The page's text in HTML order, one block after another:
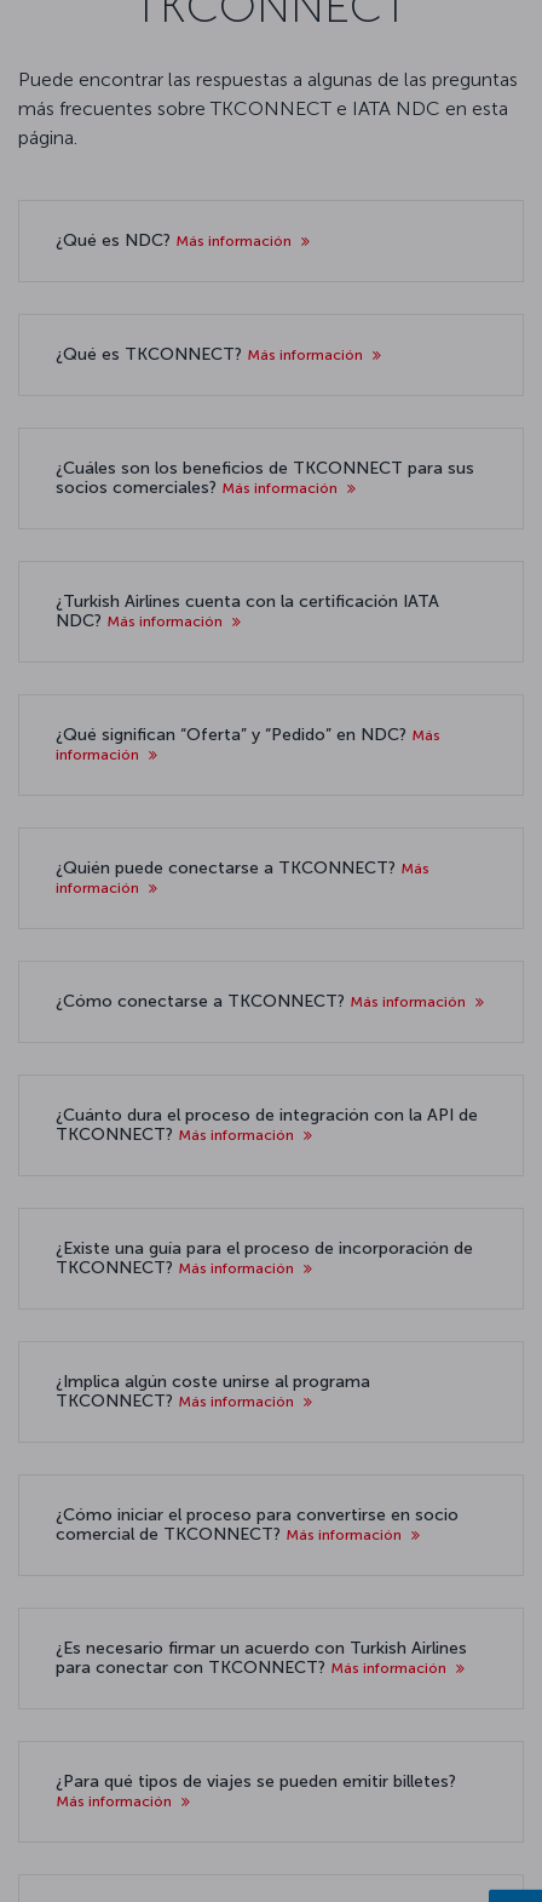
Puede encontrar las respuestas a algunas de las preguntas
más frecuentes sobre TKCONNECT e IATA NDC en esta
página.
¿Qué es NDC? Más información
¿Qué es TKCONNECT? Más información
¿Cuáles son los beneficios de TKCONNECT para sus
socios comerciales? Más información
¿Turkish Airlines cuenta con la certificación IATA
NDC? Más información
¿Qué significan “Oferta” y “Pedido” en NDC? Más
información
¿Quién puede conectarse a TKCONNECT? Más
información
¿Cómo conectarse a TKCONNECT? Más información
¿Cuánto dura el proceso de integración con la API de
TKCONNECT? Más información
¿Existe una guía para el proceso de incorporación de
TKCONNECT? Más información
¿Implica algún coste unirse al programa
TKCONNECT? Más información
¿Cómo iniciar el proceso para convertirse en socio
comercial de TKCONNECT? Más información
¿Es necesario firmar un acuerdo con Turkish Airlines
para conectar con TKCONNECT? Más información
¿Para qué tipos de viajes se pueden emitir billetes?
Más información